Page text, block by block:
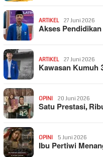
ARTIKEL 27 Juni 2026
Akses
ARTIKEL 27 Juni 2026
Kawasan Kumuh
OPINI 20 Juni 2026
Satu Prestasi,
OPINI 5 Juni 2026
Ibu Pertiwi